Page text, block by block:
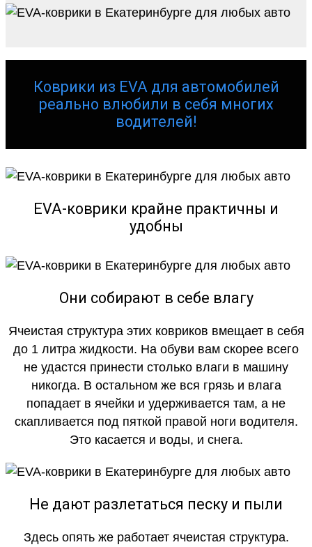
Коврики из EVA для автомобилей
реально влюбили в себя многих
водителей!
EVA-коврики крайне практичны и
удобны
Они собирают в себе влагу
Ячеистая структура этих ковриков вмещает в себя
до 1 литра жидкости. На обуви вам скорее всего
не удастся принести столько влаги в машину
никогда. В остальном же вся грязь и влага
попадает в ячейки и удерживается там, а не
скапливается под пяткой правой ноги водителя.
Это касается и воды, и снега.
Не дают разлетаться песку и пыли
Здесь опять же работает ячеистая структура.